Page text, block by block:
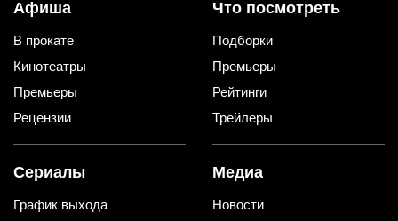
Афиша
В прокате
Кинотеатры
Премьеры
Рецензии
Что посмотреть
Подборки
Премьеры
Рейтинги
Трейлеры
Сериалы
График выхода
Медиа
Новости